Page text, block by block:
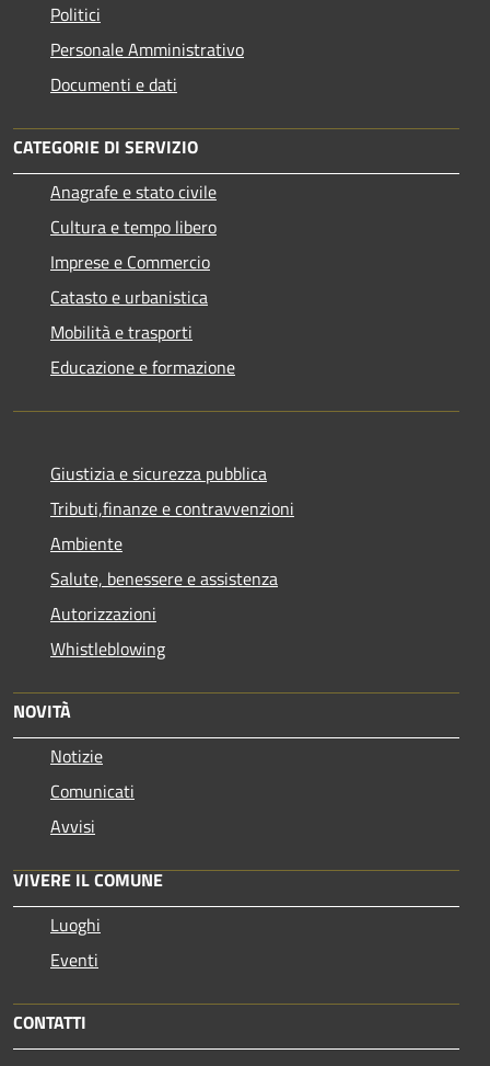
Politici
Personale Amministrativo
Documenti e dati
CATEGORIE DI SERVIZIO
Anagrafe e stato civile
Cultura e tempo libero
Imprese e Commercio
Catasto e urbanistica
Mobilità e trasporti
Educazione e formazione
Giustizia e sicurezza pubblica
Tributi,finanze e contravvenzioni
Ambiente
Salute, benessere e assistenza
Autorizzazioni
Whistleblowing
NOVITÀ
Notizie
Comunicati
Avvisi
VIVERE IL COMUNE
Luoghi
Eventi
CONTATTI